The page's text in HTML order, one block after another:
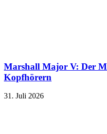
Marshall Major V: Der
Kopfhörern
31. Juli 2026